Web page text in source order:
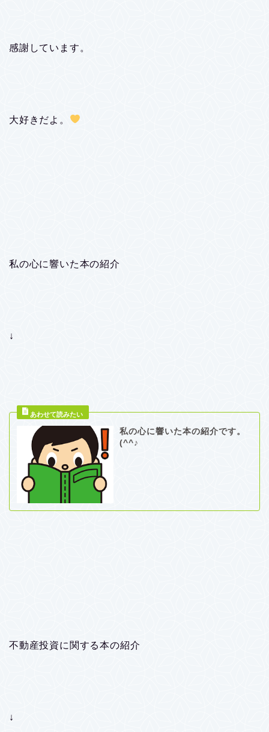
感謝しています。
大好きだよ。
私の心に響いた本の紹介
↓
私の心に響いた本の紹介です。
(^^♪
不動産投資に関する本の紹介
↓